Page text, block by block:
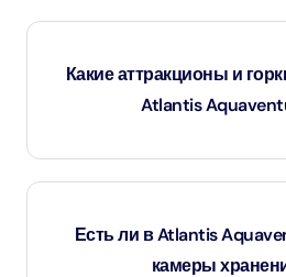
Какие аттракционы и
Atlantis
Atlantis Aquaventure — один из
предлагающий более 105
водных зон для всех возрастов.
Есть ли в Atlantis
камеры